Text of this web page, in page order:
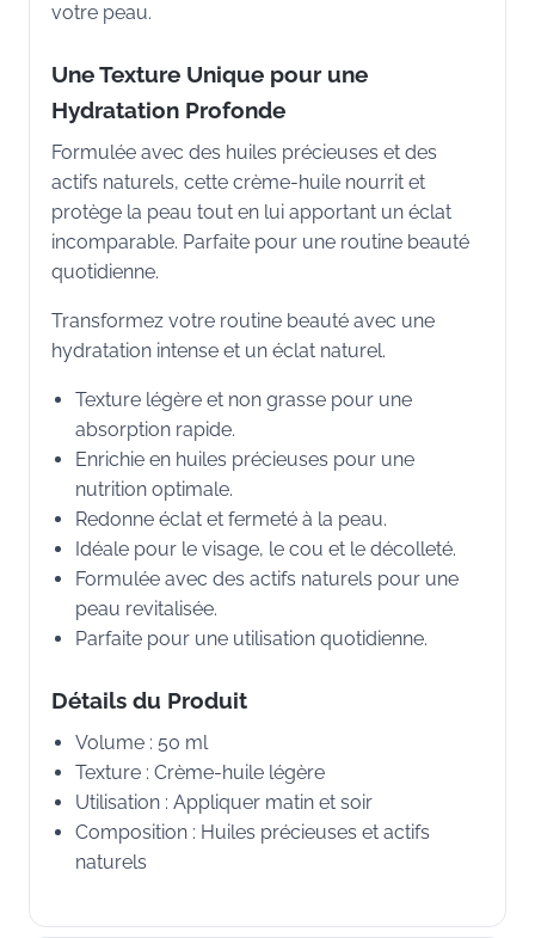
votre peau.
Une Texture Unique pour une
Hydratation Profonde
Formulée avec des huiles précieuses et des
actifs naturels, cette crème-huile nourrit et
protège la peau tout en lui apportant un éclat
incomparable. Parfaite pour une routine beauté
quotidienne.
Transformez votre routine beauté avec une
hydratation intense et un éclat naturel.
Texture légère et non grasse pour une
absorption rapide.
Enrichie en huiles précieuses pour une
nutrition optimale.
Redonne éclat et fermeté à la peau.
Idéale pour le visage, le cou et le décolleté.
Formulée avec des actifs naturels pour une
peau revitalisée.
Parfaite pour une utilisation quotidienne.
Détails du Produit
Volume : 50 ml
Texture : Crème-huile légère
Utilisation : Appliquer matin et soir
Composition : Huiles précieuses et actifs
naturels